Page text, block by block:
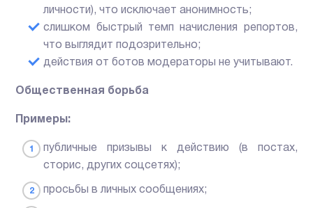
личности), что исключает анонимность;
слишком быстрый темп начисления репортов,
что выглядит подозрительно;
действия от ботов модераторы не учитывают.
Общественная борьба
Примеры:
публичные призывы к действию (в постах,
сторис, других соцсетях);
просьбы в личных сообщениях;